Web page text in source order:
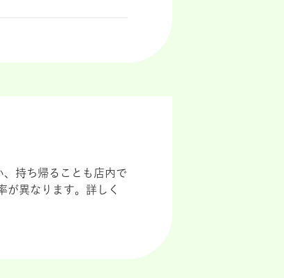
持ち帰ることも店内で
が異なります。詳しく